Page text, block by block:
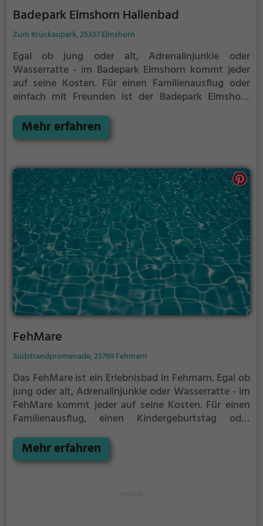
Badepark Elmshorn Hallenbad
Zum Krückaupark, 25337 Elmshorn
Egal ob jung oder alt, Adrenalinjunkie oder
Wasserratte - im Badepark Elmshorn kommt jeder
auf seine Kosten. Für einen Familienausflug oder
einfach mit Freunden ist der Badepark Elmshorn
Mehr erfahren
FehMare
Südstrandpromenade, 23769 Fehmarn
Das FehMare ist ein Erlebnisbad in Fehmarn. Egal ob
jung oder alt, Adrenalinjunkie oder Wasserratte - im
FehMare kommt jeder auf seine Kosten. Für einen
Familienausflug, einen Kindergeburtstag oder
richtige Adresse.
Mehr erfahren